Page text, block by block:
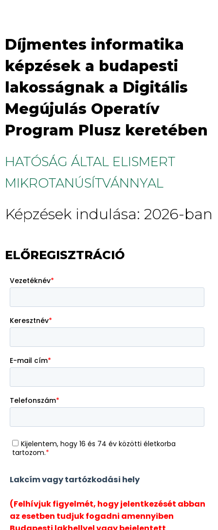
Díjmentes informatika
képzések a budapesti
lakosságnak a Digitális
Megújulás Operatív
Program Plusz keretében
HATÓSÁG ÁLTAL ELISMERT
MIKROTANÚSÍTVÁNNYAL
Képzések indulása: 2026-ban
ELŐREGISZTRÁCIÓ